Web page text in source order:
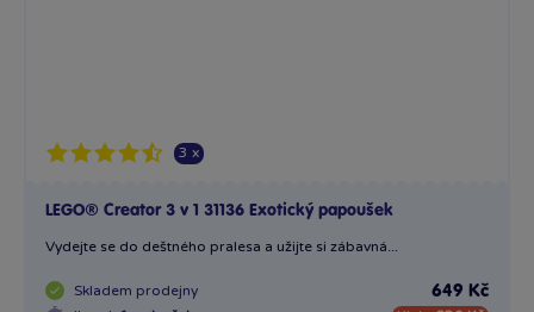
3 x
LEGO® Creator 3 v 1 31136 Exotický papoušek
Vydejte se do deštného pralesa a užijte si zábavná...
Skladem prodejny
649 Kč